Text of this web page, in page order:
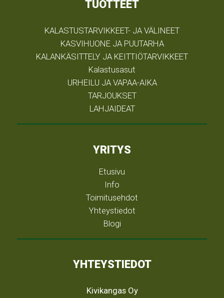
TUOTTEET
KALASTUSTARVIKKEET- JA VÄLINEET
KASVIHUONE JA PUUTARHA
KALANKÄSITTELY JA KEITTIÖTARVIKKEET
Kalastusasut
URHEILU JA VAPAA-AIKA
TARJOUKSET
LAHJAIDEAT
YRITYS
Etusivu
Info
Toimitusehdot
Yhteystiedot
Blogi
YHTEYSTIEDOT
Kivikangas Oy